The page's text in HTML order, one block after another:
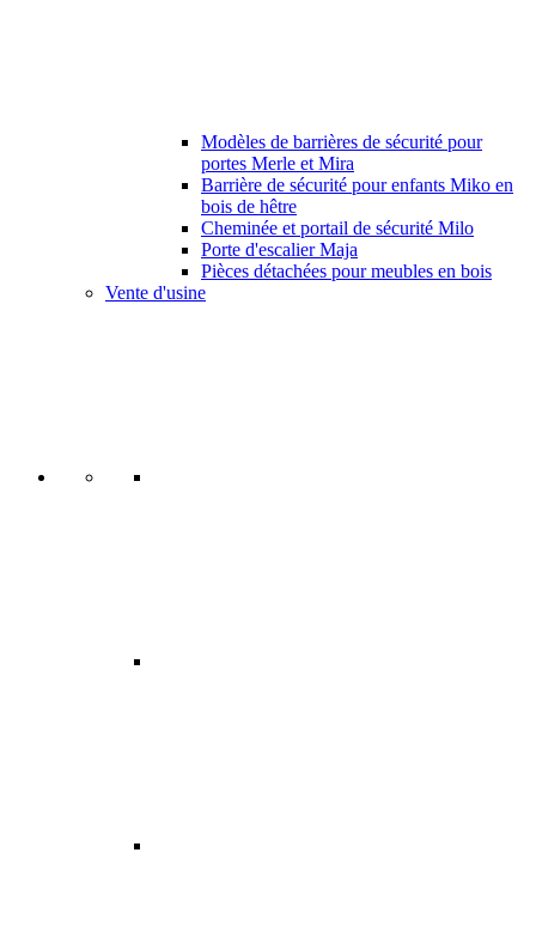
Modèles de barrières de sécurité pour
portes Merle et Mira
Barrière de sécurité pour enfants Miko en
bois de hêtre
Cheminée et portail de sécurité Milo
Porte d'escalier Maja
Pièces détachées pour meubles en bois
Vente d'usine